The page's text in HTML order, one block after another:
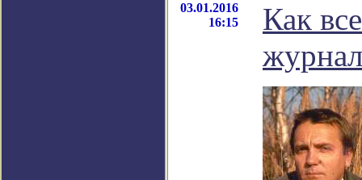
03.01.2016
16:15
Как